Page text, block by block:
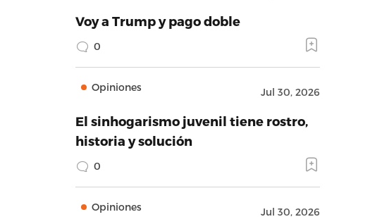
Voy a Trump y pago doble
0
Opiniones Jul 30, 2026
El sinhogarismo juvenil tiene rostro,
historia y solución
0
Opiniones Jul 30, 2026